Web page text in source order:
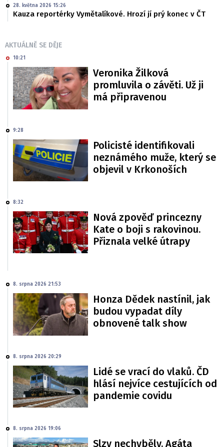
28. května 2026 15:26
Kauza reportérky Vymětalíkové. Hrozí jí prý konec v ČT
AKTUÁLNĚ SE DĚJE
10:21
Veronika Žilková
promluvila o závěti. Už ji
má připravenou
9:28
Policisté identifikovali
neznámého muže, který se
objevil v Krkonoších
8:32
Nová zpověď princezny
Kate o boji s rakovinou.
Přiznala velké útrapy
8. srpna 2026 21:53
Honza Dědek nastínil, jak
budou vypadat díly
obnovené talk show
8. srpna 2026 20:29
Lidé se vrací do vlaků. ČD
hlásí nejvíce cestujících od
pandemie covidu
8. srpna 2026 19:06
Slzy nechyběly. Agáta